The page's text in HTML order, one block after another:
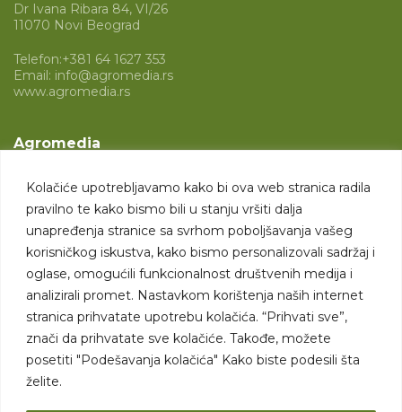
Kolačiće upotrebljavamo kako bi ova web stranica radila
pravilno te kako bismo bili u stanju vršiti dalja
unapređenja stranice sa svrhom poboljšavanja vašeg
korisničkog iskustva, kako bismo personalizovali sadržaj i
oglase, omogućili funkcionalnost društvenih medija i
analizirali promet. Nastavkom korištenja naših internet
stranica prihvatate upotrebu kolačića. “Prihvati sve”,
znači da prihvatate sve kolačiće. Takođe, možete
posetiti "Podešavanja kolačića" Kako biste podesili šta
želite.
Dr Ivana Ribara 84, VI/26
11070 Novi Beograd
Telefon:+381 64 1627 353
Email: info@agromedia.rs
www.agromedia.rs
Agromedia
Svet poljoprivrede
Marketing usluge
Tražimo saradnike
Kontakt
Kontakt